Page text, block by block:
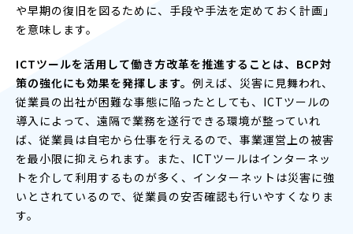
や早期の復旧を図るために、手段や手法を定めておく計画」
を意味します。
ICTツールを活用して働き方改革を推進することは、BCP対
策の強化にも効果を発揮します。 例えば、災害に見舞われ、
従業員の出社が困難な事態に陥ったとしても、ICTツールの
導入によって、遠隔で業務を遂行できる環境が整っていれ
ば、従業員は自宅から仕事を行えるので、事業運営上の被害
を最小限に抑えられます。また、ICTツールはインターネッ
トを介して利用するものが多く、インターネットは災害に強
いとされているので、従業員の安否確認も行いやすくなりま
す。